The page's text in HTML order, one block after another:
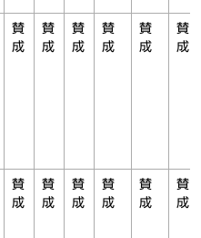
賛
成
賛
成
賛
成
賛
成
賛
成
賛
成
賛
成
賛
成
賛
成
賛
成
賛
成
賛
成